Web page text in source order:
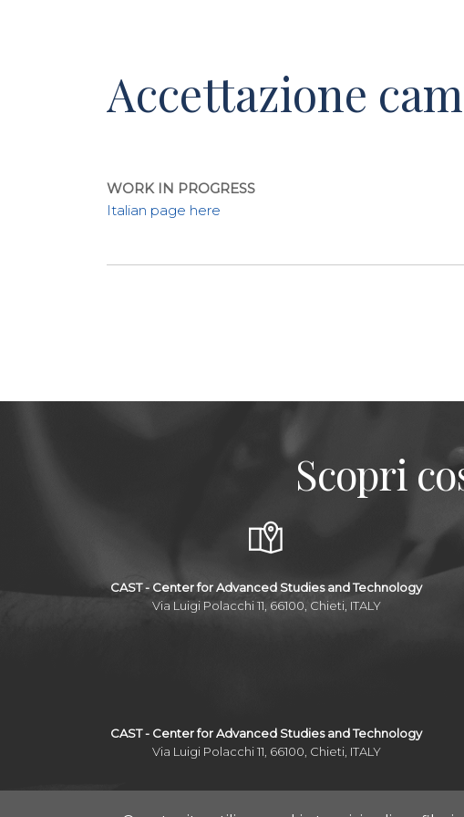
Accettazione
WORK IN PROGRESS
Italian page here
Scopri
CAST - Center for Advanced Studies and Technology
Via Luigi Polacchi 11, 66100, Chieti, ITALY
CAST - Center for Advanced Studies and Technology
Via Luigi Polacchi 11, 66100, Chieti, ITALY